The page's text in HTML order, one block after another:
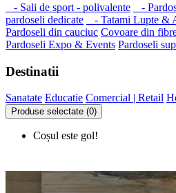
- Sali de sport - polivalente -
pardoseli dedicate
- Tatami Lupte &
Pardoseli din cauciuc Covoare din
Pardoseli Expo & Events Pardoseli
Destinatii
Sanatate Educatie Comercial | Retail
Produse selectate (0)
Coșul este gol!